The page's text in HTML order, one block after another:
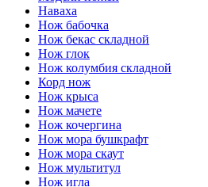
Наваха
Нож бабочка
Нож бекас складной
Нож глок
Нож колумбия складной
Корд нож
Нож крыса
Нож мачете
Нож кочергина
Нож мора бушкрафт
Нож мора скаут
Нож мультитул
Нож игла